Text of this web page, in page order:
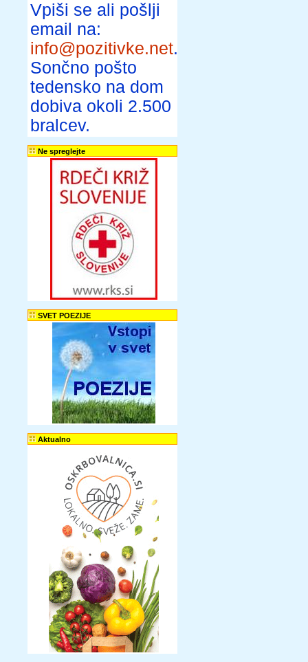
Vpiši se ali pošlji
email na:
info@pozitivke.net.
Sončno pošto
tedensko na dom
dobiva okoli 2.500
bralcev.
Ne spreglejte
SVET POEZIJE
Aktualno